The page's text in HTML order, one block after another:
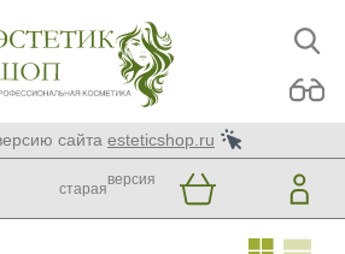
сайта esteticshop.ru
старая
версия